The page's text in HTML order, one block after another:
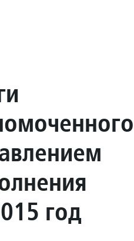
год